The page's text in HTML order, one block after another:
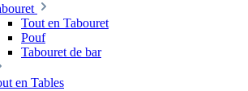
Tout en Tabouret
Pouf
Tabouret de bar
en Tables